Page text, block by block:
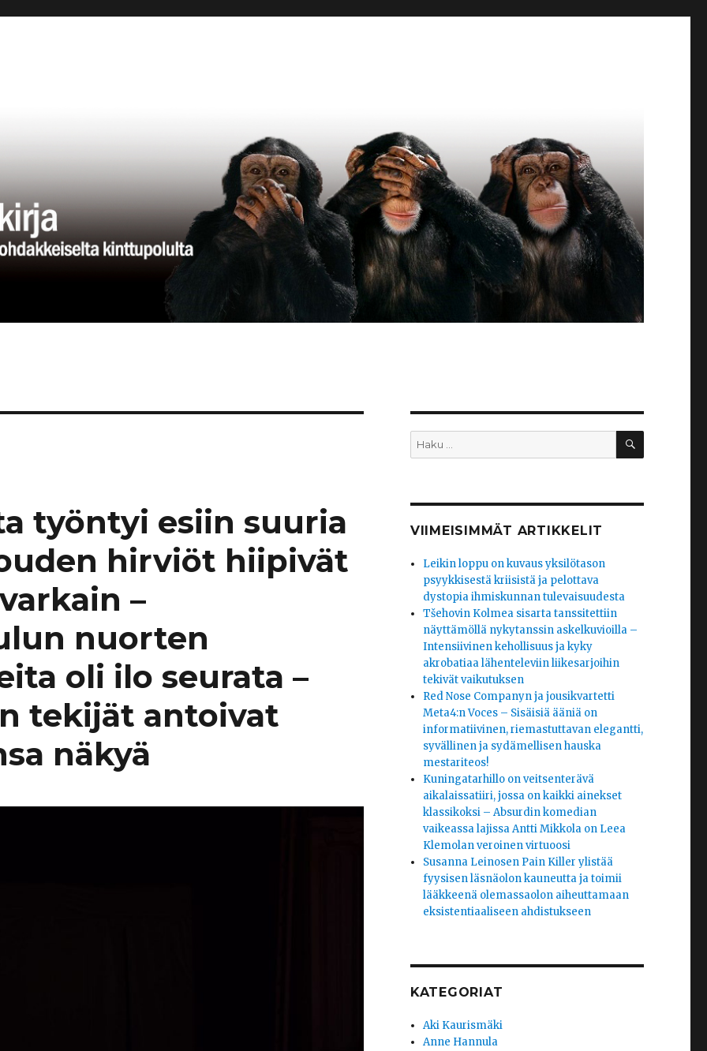
työntyi esiin suuria
hirviöt hiipivät
–
nuorten
oli ilo seurata –
tekijät antoivat
näkyä
Etsi: HAKU
VIIMEISIMMÄT ARTIKKELIT
Leikin loppu on kuvaus yksilötason
psyykkisestä kriisistä ja pelottava
dystopia ihmiskunnan tulevaisuudesta
Tšehovin Kolmea sisarta tanssitettiin
näyttämöllä nykytanssin askelkuvioilla –
Intensiivinen kehollisuus ja kyky
akrobatiaa lähenteleviin liikesarjoihin
tekivät vaikutuksen
Red Nose Companyn ja jousikvartetti
Meta4:n Voces – Sisäisiä ääniä on
informatiivinen, riemastuttavan elegantti,
syvällinen ja sydämellisen hauska
mestariteos!
Kuningatarhillo on veitsenterävä
aikalaissatiiri, jossa on kaikki ainekset
klassikoksi – Absurdin komedian
vaikeassa lajissa Antti Mikkola on Leea
Klemolan veroinen virtuoosi
Susanna Leinosen Pain Killer ylistää
fyysisen läsnäolon kauneutta ja toimii
lääkkeenä olemassaolon aiheuttamaan
eksistentiaaliseen ahdistukseen
KATEGORIAT
Aki Kaurismäki
Anne Hannula